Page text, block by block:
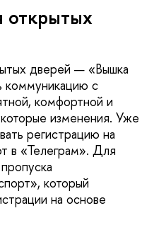
открытых
дверей — «Вышка
коммуникацию с
комфортной и
изменения. Уже
регистрацию на
в «Телеграм». Для
который
на основе